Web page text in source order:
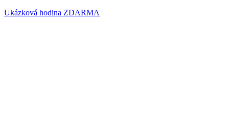
Ukázková hodina ZDARMA